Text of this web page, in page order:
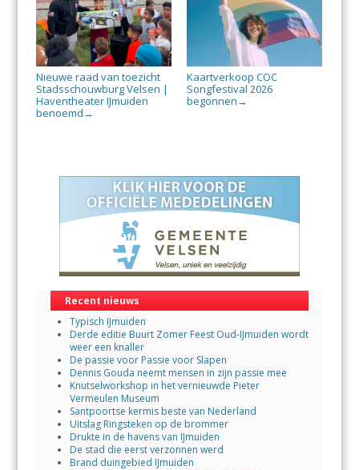
Nieuwe raad van toezicht
Stadsschouwburg Velsen |
Haventheater IJmuiden
benoemd →
Kaartverkoop COC
Songfestival 2026
begonnen →
Recent nieuws
Typisch IJmuiden
Derde editie Buurt Zomer Feest Oud-IJmuiden wordt
weer een knaller
De passie voor Passie voor Slapen
Dennis Gouda neemt mensen in zijn passie mee
Knutselworkshop in het vernieuwde Pieter
Vermeulen Museum
Santpoortse kermis beste van Nederland
Uitslag Ringsteken op de brommer
Drukte in de havens van IJmuiden
De stad die eerst verzonnen werd
Brand duingebied IJmuiden